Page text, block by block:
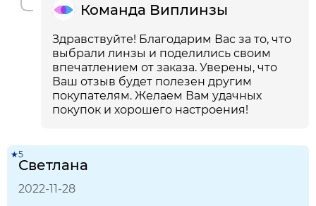
Команда Виплинзы
Здравствуйте! Благодарим Вас за то, что
выбрали линзы и поделились своим
впечатлением от заказа. Уверены, что
Ваш отзыв будет полезен другим
покупателям. Желаем Вам удачных
покупок и хорошего настроения!
★5
Светлана
2022-11-28